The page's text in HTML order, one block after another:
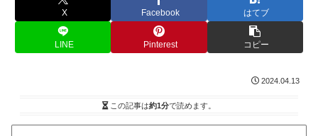
X Facebook はてブ
LINE Pinterest コピー
2024.04.13
この記事は約1分で読めます。